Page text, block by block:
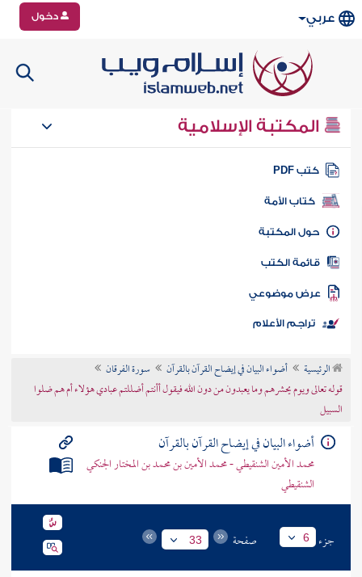
عربي دخول
المكتبة الإسلامية
كتب PDF
كتاب الأمة
المكتبة
الكتب
موضوعي
تراجم الأعلام
الرئيسية أضواء البيان في إيضاح القرآن بالقرآن
سورة الفرقان
قوله تعالى ويوم يحشرهم وما يعبدون من دون الله فيقول أأنتم أضللتم عبادي هؤلاء أم هم ضلوا
السبيل
أضواء البيان في إيضاح القرآن بالقرآن
محمد الأمين الشنقيطي - محمد الأمين بن محمد بن المختار الجنكي
الشنقيطي
جزء 6 صفحة 33